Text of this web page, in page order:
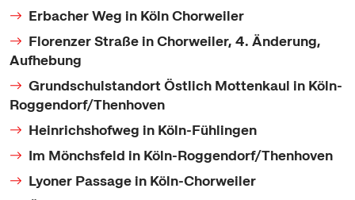
Erbacher Weg in Köln Chorweiler
Florenzer Straße in Chorweiler, 4. Änderung,
Aufhebung
Grundschulstandort Östlich Mottenkaul in Köln-
Roggendorf/Thenhoven
Heinrichshofweg in Köln-Fühlingen
Im Mönchsfeld in Köln-Roggendorf/Thenhoven
Lyoner Passage in Köln-Chorweiler